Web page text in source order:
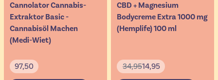
Cannolator Cannabis-
Extraktor Basic -
Cannabisöl Machen
(Medi-Wiet)
97,50
CBD + Magnesium
Bodycreme Extra 1000 mg
(Hemplife) 100 ml
14,95
34,95